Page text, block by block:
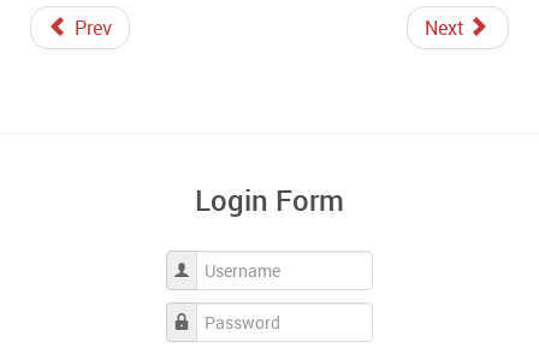
Prev Next
Login Form
Username
Password